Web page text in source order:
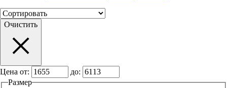
Очистить
Цена от:
до:
Размер